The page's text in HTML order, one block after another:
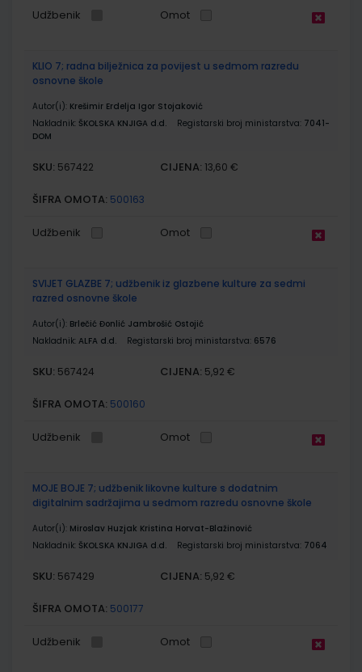
Udžbenik Omot
KLIO 7; radna bilježnica za povijest u sedmom razredu
osnovne škole
Autor(i): Krešimir Erdelja Igor Stojaković
Nakladnik: ŠKOLSKA KNJIGA d.d. Registarski broj ministarstva: 7041-
DOM
SKU: 567422 CIJENA: 13,60 €
ŠIFRA OMOTA: 500163
Udžbenik Omot
SVIJET GLAZBE 7; udžbenik iz glazbene kulture za sedmi
razred osnovne škole
Autor(i): Brlečić Đonlić Jambrošić Ostojić
Nakladnik: ALFA d.d. Registarski broj ministarstva: 6576
SKU: 567424 CIJENA: 5,92 €
ŠIFRA OMOTA: 500160
Udžbenik Omot
MOJE BOJE 7; udžbenik likovne kulture s dodatnim
digitalnim sadržajima u sedmom razredu osnovne škole
Autor(i): Miroslav Huzjak Kristina Horvat-Blažinović
Nakladnik: ŠKOLSKA KNJIGA d.d. Registarski broj ministarstva: 7064
SKU: 567429 CIJENA: 5,92 €
ŠIFRA OMOTA: 500177
Udžbenik Omot